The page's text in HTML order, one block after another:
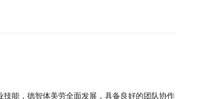
能，德智体美劳全面发展，具备良好的团队协作